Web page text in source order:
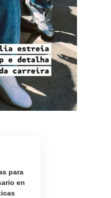
para
en